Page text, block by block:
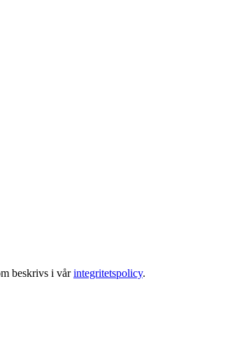
beskrivs i vårintegritetspolicy.